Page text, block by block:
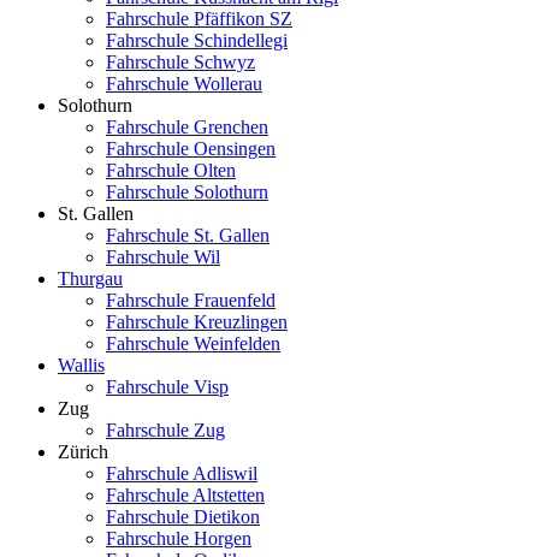
Fahrschule Pfäffikon SZ
Fahrschule Schindellegi
Fahrschule Schwyz
Fahrschule Wollerau
Solothurn
Fahrschule Grenchen
Fahrschule Oensingen
Fahrschule Olten
Fahrschule Solothurn
St. Gallen
Fahrschule St. Gallen
Fahrschule Wil
Thurgau
Fahrschule Frauenfeld
Fahrschule Kreuzlingen
Fahrschule Weinfelden
Wallis
Fahrschule Visp
Zug
Fahrschule Zug
Zürich
Fahrschule Adliswil
Fahrschule Altstetten
Fahrschule Dietikon
Fahrschule Horgen